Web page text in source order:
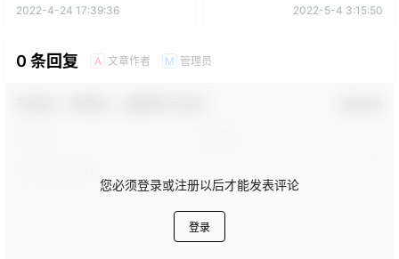
2022-4-24 17:39:36 2022-5-4 3:15:50
0 条回复 A 文章作者 M 管理员
您必须登录或注册以后才能发表评论
登录